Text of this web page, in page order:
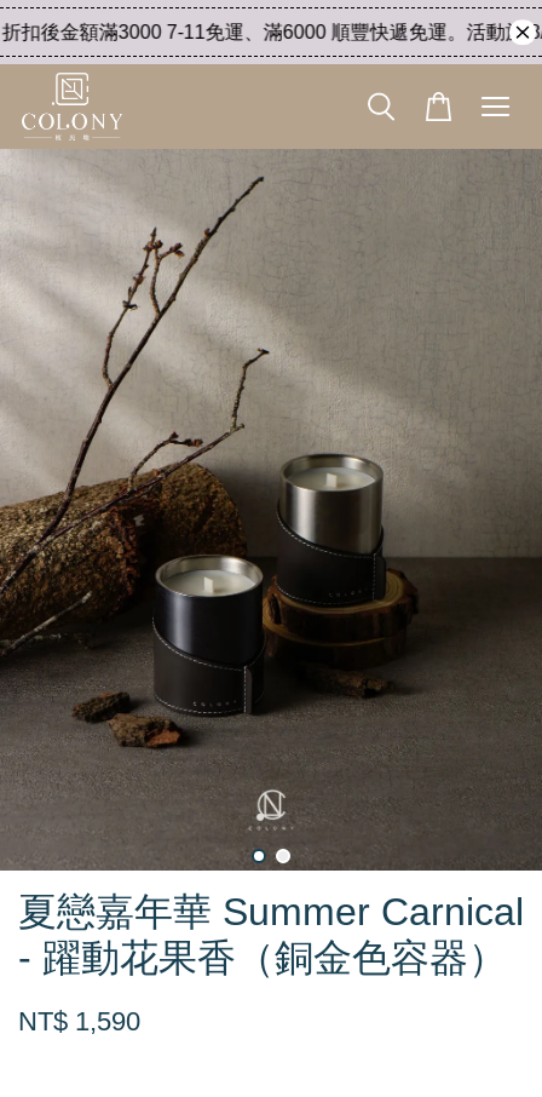
後金額滿3000 7-11免運、滿6000 順豐快遞免運。活動於 8/5
夏戀嘉年華 Summer Carnical
- 躍動花果香（銅金色容器）
NT$ 1,590